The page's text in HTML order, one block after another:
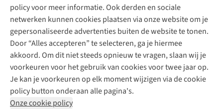
policy voor meer informatie. Ook derden en sociale
netwerken kunnen cookies plaatsen via onze website om je
gepersonaliseerde advertenties buiten de website te tonen.
Door “Alles accepteren” te selecteren, ga je hiermee
akkoord. Om dit niet steeds opnieuw te vragen, slaan wij je
voorkeuren voor het gebruik van cookies voor twee jaar op.
Je kan je voorkeuren op elk moment wijzigen via de cookie
policy button onderaan alle pagina's.
Onze cookie policy
Retourneren
Bestelling herroepen
Garantie
Contact
Events / workshops
Juttu Friends
Inspiratie
Werken bij Juttu
Onze winkels
De wereld van Juttu
Verantwoord ondernemen
Toegankelijkheidsverklaring
Nathalie Vleeschouwer
Selected dames
HKLiving
Dickies
Sessùn
Strom
O My Bag
Meld je aan voor de nieuwsbrief
Follow us